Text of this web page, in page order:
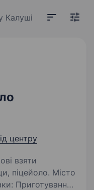
Калуші
центру
взяти